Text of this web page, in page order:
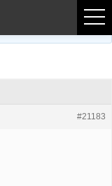
#21183